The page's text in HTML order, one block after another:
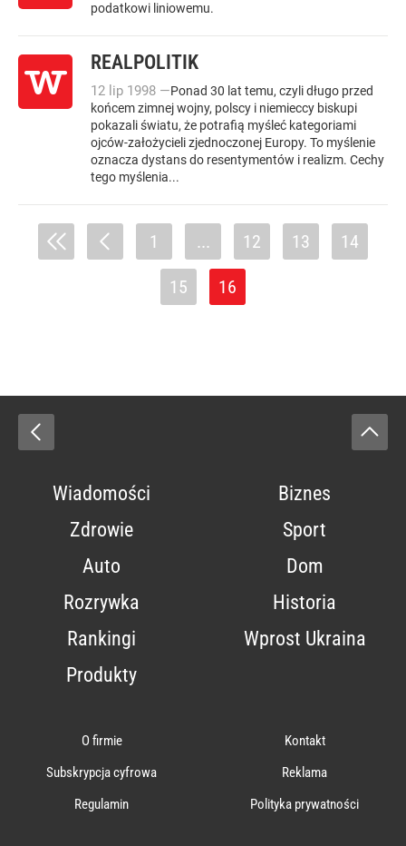
podatkowi liniowemu.
REALPOLITIK
12 lip 1998 —Ponad 30 lat temu, czyli długo przed
końcem zimnej wojny, polscy i niemieccy biskupi
pokazali światu, że potrafią myśleć kategoriami
ojców-założycieli zjednoczonej Europy. To myślenie
oznacza dystans do resentymentów i realizm. Cechy
tego myślenia...
1 ... 12 13 14
15 16
Wiadomości
Biznes
Zdrowie
Sport
Auto
Dom
Rozrywka
Historia
Rankingi
Wprost Ukraina
Produkty
O firmie
Kontakt
Subskrypcja cyfrowa
Reklama
Regulamin
Polityka prywatności